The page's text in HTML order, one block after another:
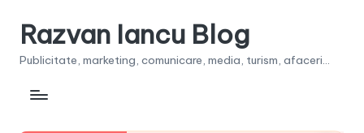
Razvan Iancu Blog
Publicitate, marketing, comunicare, media, turism, afaceri...